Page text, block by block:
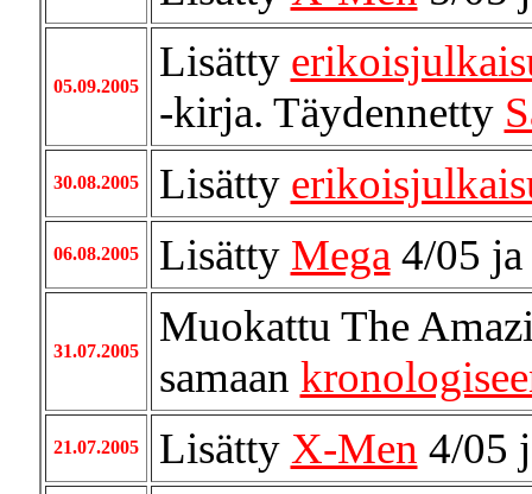
05.09.2005
Lisätty
-kirja. Täydennetty
30.08.2005 Lisätty
06.08.2005 Lisätty Mega 4/05 ja
31.07.2005
Muokattu The
samaan
21.07.2005 Lisätty X-Men 4/05